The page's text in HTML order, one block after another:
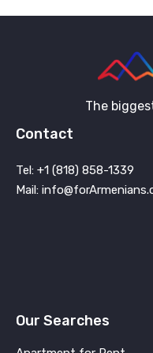
The
Contact
Tel: +1 (818) 858-1339
Mail:
Our Searches